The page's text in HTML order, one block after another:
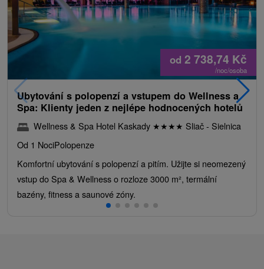
od 2 738,74 Kč
/noc/osoba
Ubytování s polopenzí a vstupem do Wellness a
Spa: Klienty jeden z nejlépe hodnocených hotelů
Wellness & Spa Hotel Kaskady ★★★★ Sliač - Sielnica
Od 1 NociPolopenze
Komfortní ubytování s polopenzí a pitím. Užijte si neomezený
vstup do Spa & Wellness o rozloze 3000 m², termální
bazény, fitness a saunové zóny.